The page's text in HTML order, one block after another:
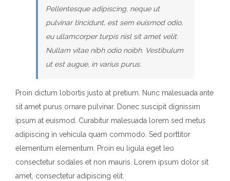
Pellentesque adipiscing, neque ut
pulvinar tincidunt, est sem euismod odio,
eu ullamcorper turpis nisl sit amet velit.
Nullam vitae nibh odio noibh. Vestibulum
ut est augue, in varius purus.
Proin dictum lobortis justo at pretium. Nunc malesuada ante
sit amet purus ornare pulvinar. Donec suscipit dignissim
ipsum at euismod. Curabitur malesuada lorem sed metus
adipiscing in vehicula quam commodo. Sed porttitor
elementum elementum. Proin eu ligula eget leo
consectetur sodales et non mauris. Lorem ipsum dolor sit
amet, consectetur adipiscing elit.